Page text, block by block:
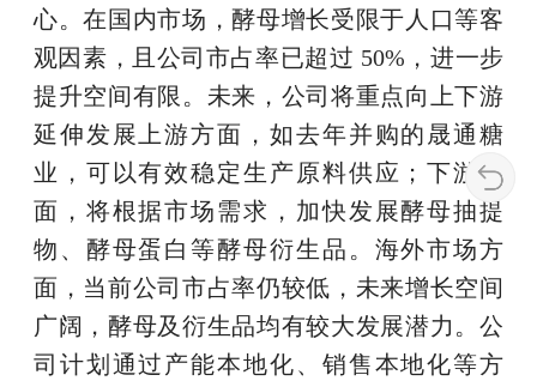
心。在国内市场，酵母增长受限于人口等客
观因素，且公司市占率已超过 50%，进一步
提升空间有限。未来，公司将重点向上下游
延伸发展上游方面，如去年并购的晟通糖
业，可以有效稳定生产原料供应；下游方
面，将根据市场需求，加快发展酵母抽提
物、酵母蛋白等酵母衍生品。海外市场方
面，当前公司市占率仍较低，未来增长空间
广阔，酵母及衍生品均有较大发展潜力。公
司计划通过产能本地化、销售本地化等方